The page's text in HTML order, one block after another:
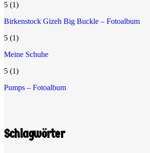
5 (1)
Birkenstock Gizeh Big Buckle – Fotoalbum
5 (1)
Meine Schuhe
5 (1)
Pumps – Fotoalbum
Schlagwörter